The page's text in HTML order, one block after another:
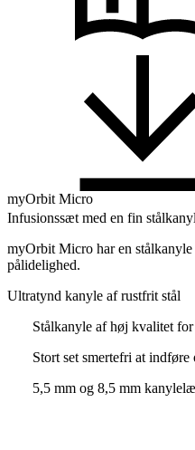
myOrbit Micro
Infusionssæt med en fin
myOrbit Micro har en
pålidelighed.
Ultratynd kanyle af rustfrit stål
Stålkanyle af høj kvalitet
Stort set smertefri at
5,5 mm og 8,5 mm